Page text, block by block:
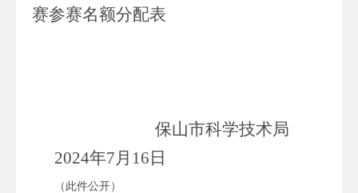
赛参赛名额分配表
保山市科学技术局
2024年7月 16 日
（此件公开）